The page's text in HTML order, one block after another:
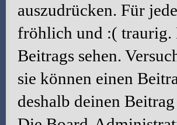
auszudrücken. Für
fröhlich und :( traurig.
Beitrags sehen.
sie können einen
deshalb deinen